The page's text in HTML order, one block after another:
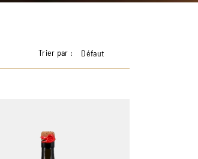
Trier par : Défaut